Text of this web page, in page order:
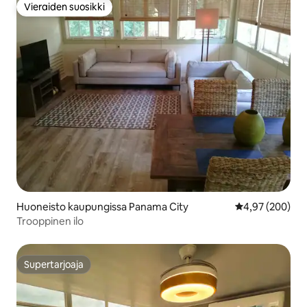
Vieraiden suosikki
Vieraiden suosikki
Huoneisto kaupungissa Panama City
4,97 (200)
Trooppinen ilo
Supertarjoaja
Supertarjoaja